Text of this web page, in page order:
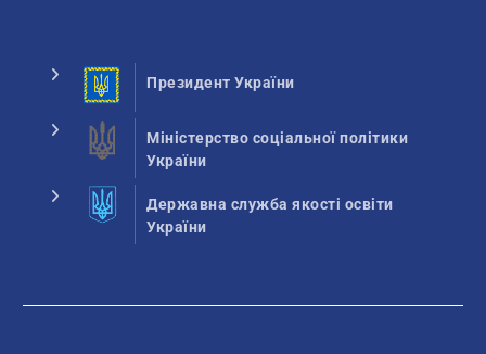
Президент України
Міністерство соціальної політики
України
Державна служба якості освіти
України